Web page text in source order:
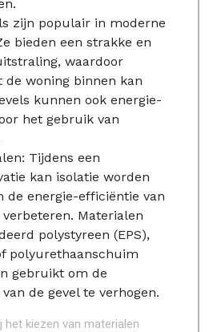
zijn populair in moderne
bieden een strakke en
waardoor
woning binnen kan
kunnen ook energie-
het gebruik van
Tijdens een
kan isolatie worden
de energie-efficiëntie van
Materialen
polystyreen (EPS),
polyurethaanschuim
gebruikt om de
de gevel te verhogen.
het kiezen van materialen